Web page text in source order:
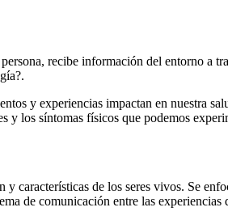
recibe información del entorno a
y experiencias impactan en nuestra
y los síntomas físicos que podemos
características de los seres vivos. Se
de comunicación entre las